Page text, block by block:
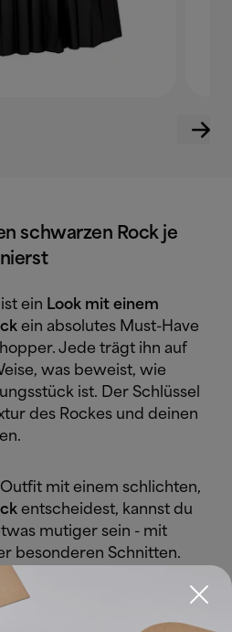
schwarzen Rock je
ein Look mit einem
ein absolutes Must-Have
Jede trägt ihn auf
was beweist, wie
ist. Der Schlüssel
des Rockes und deinen
mit einem schlichten,
entscheidest, kannst du
mutiger sein - mit
besonderen Schnitten.
der Rock Verzierungen,
Elemente, empfehlen
ein eher schlichtes